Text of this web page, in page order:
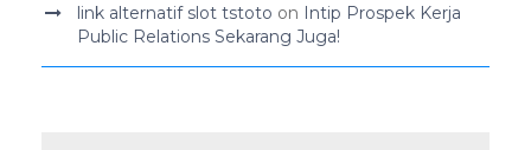
link alternatif slot tstoto on Intip Prospek Kerja
Public Relations Sekarang Juga!